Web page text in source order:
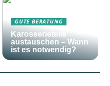
GUTE BERATUNG
Karosserieteile
austauschen – Wann
ist es notwendig?